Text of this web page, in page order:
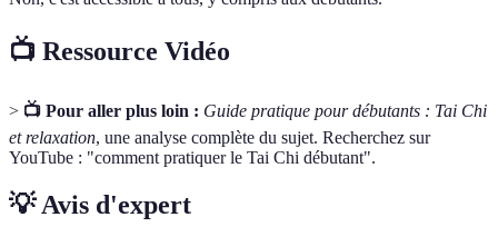
📺 Ressource Vidéo
> 📺 Pour aller plus loin : Guide pratique pour débutants : Tai Chi
et relaxation, une analyse complète du sujet. Recherchez sur
YouTube : "comment pratiquer le Tai Chi débutant".
💡 Avis d'expert